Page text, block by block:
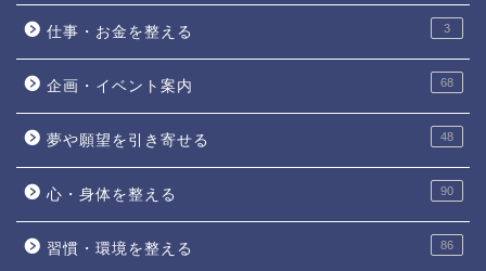
仕事・お金を整える 3
企画・イベント案内 68
夢や願望を引き寄せる 48
心・身体を整える 90
習慣・環境を整える 86